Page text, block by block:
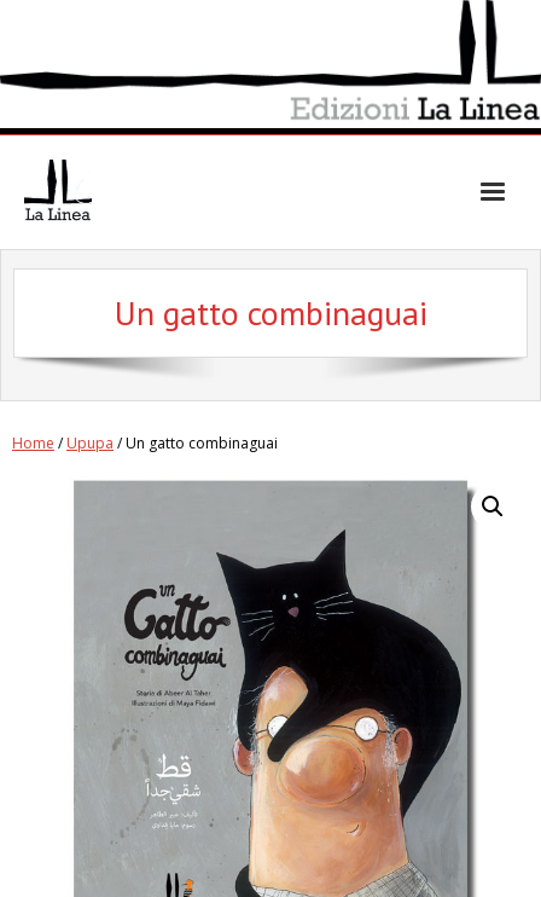
Un gatto combinaguai
Home /Upupa / Un gatto combinaguai